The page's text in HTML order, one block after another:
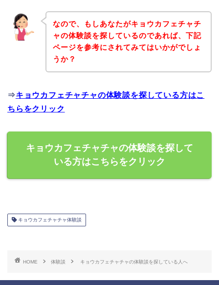
なので、もしあなたがキョウカフェチャチ
ャの体験談を探しているのであれば、下記
ページを参考にされてみてはいかがでしょ
うか？
⇒キョウカフェチャチャの体験談を探している方はこ
ちらをクリック
キョウカフェチャチャの体験談を探して
いる方はこちらをクリック
キョウカフェチャチャ体験談
HOME 体験談 キョウカフェチャチャの体験談を探している人へ